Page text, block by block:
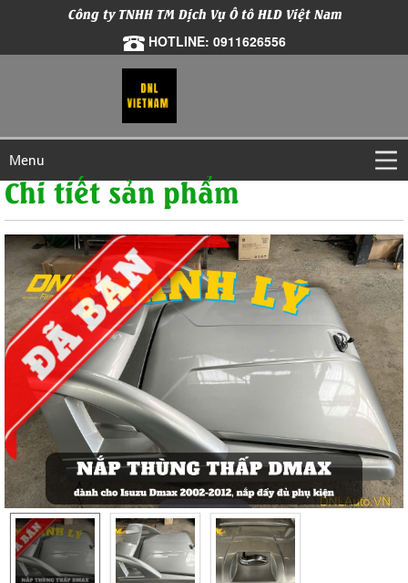
Công ty TNHH TM Dịch Vụ Ô tô HLD Việt Nam
HOTLINE: 0911626556
Menu
Chi tiết sản phẩm
Tap to expand